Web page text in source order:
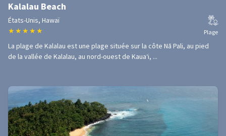
Kalalau Beach
États-Unis, Hawaï
★ ★ ★ ★ ★ Plage
La plage de Kalalau est une plage située sur la côte Nā Pali, au pied
de la vallée de Kalalau, au nord-ouest de Kauaʻi, ...